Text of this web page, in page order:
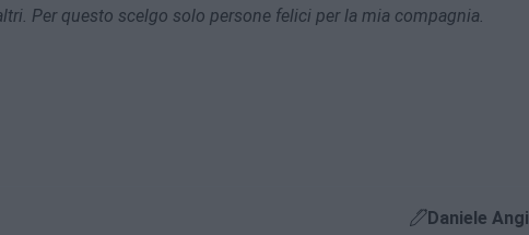
Per questo scelgo solo persone felici per la mia compagnia.
Daniele Angi